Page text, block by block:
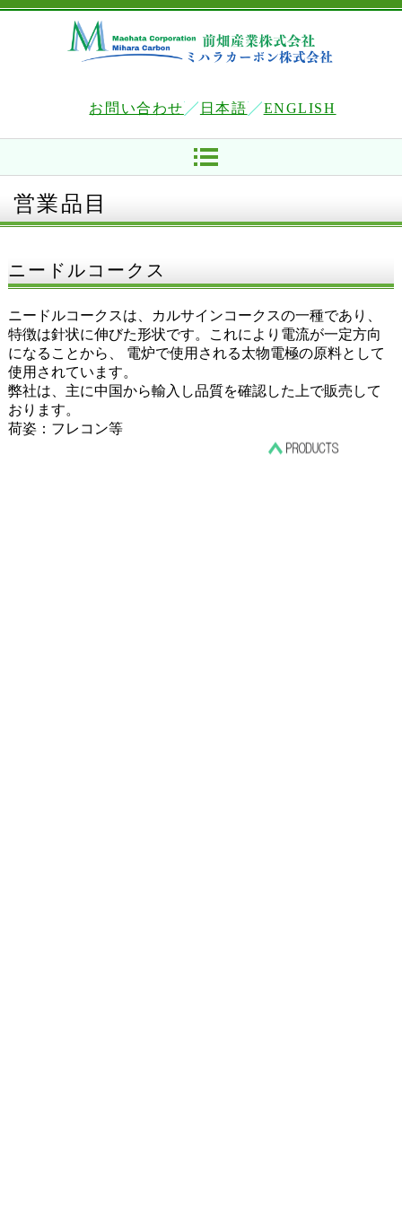
お問い合わせ 日本語 ENGLISH
営業品目
ニードルコークス
ニードルコークスは、カルサインコークスの一種であり、
特徴は針状に伸びた形状です。これにより電流が一定方向
になることから、 電炉で使用される太物電極の原料として
使用されています。
弊社は、主に中国から輸入し品質を確認した上で販売して
おります。
荷姿：フレコン等